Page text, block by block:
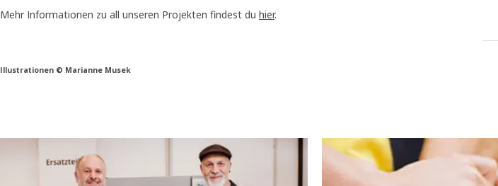
Mehr Informationen zu all unseren Projekten findest du hier.
Illustrationen © Marianne Musek